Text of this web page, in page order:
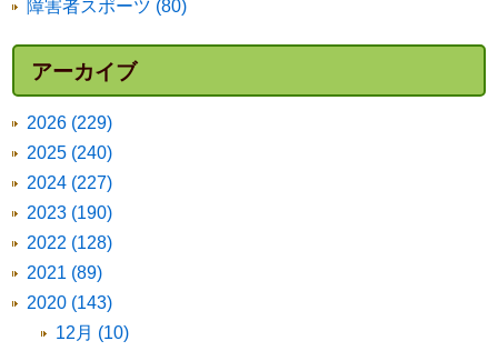
障害者スポーツ (80)
アーカイブ
2026 (229)
2025 (240)
2024 (227)
2023 (190)
2022 (128)
2021 (89)
2020 (143)
12月 (10)